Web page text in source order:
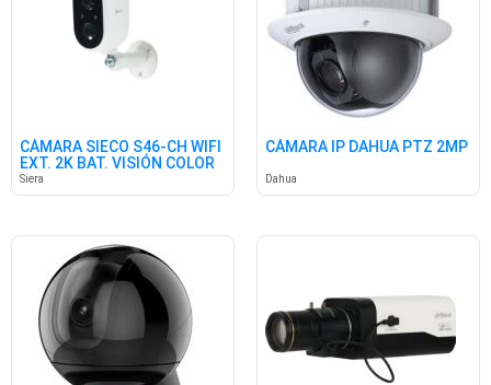
CÁMARA SIECO S46-CH WIFI
EXT. 2K BAT. VISIÓN COLOR
Siera
CÁMARA IP DAHUA PTZ 2MP
Dahua